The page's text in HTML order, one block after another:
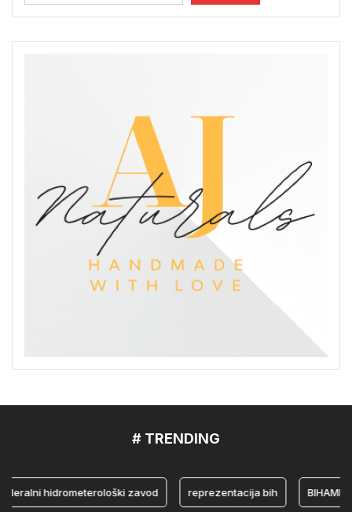
# TRENDING
hidrometerološki zavod reprezentacija bih BIHAMK